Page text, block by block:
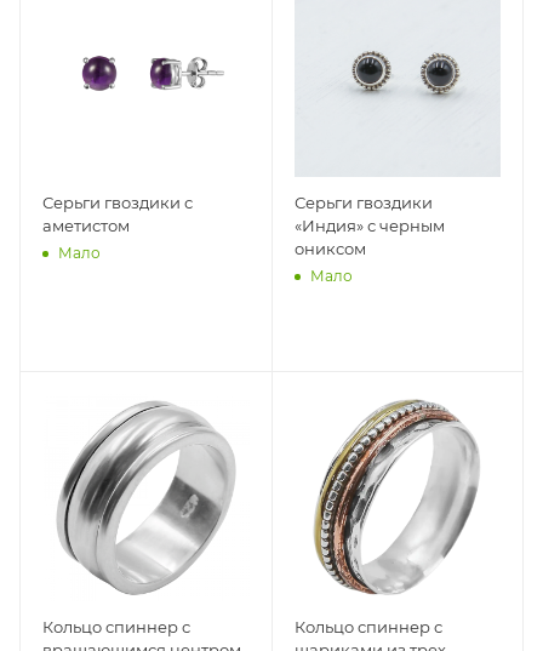
Серьги гвоздики с
аметистом
Мало
Серьги гвоздики
«Индия» с черным
ониксом
Мало
Кольцо спиннер с
Кольцо спиннер с